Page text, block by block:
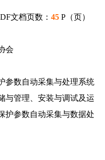
档页数：45 P（页）
会
参数自动采集与处理系统
与管理、安装与调试及运
护参数自动采集与数据处